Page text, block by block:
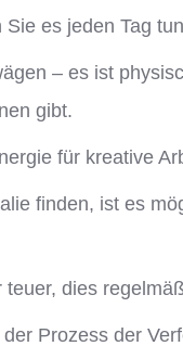
es jeden Tag
– es ist
gibt.
für kreative
finden, ist es
dies
Prozess der